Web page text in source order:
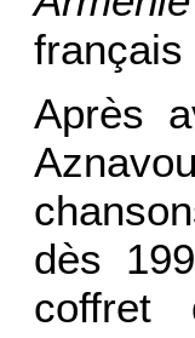
français
Après
dès